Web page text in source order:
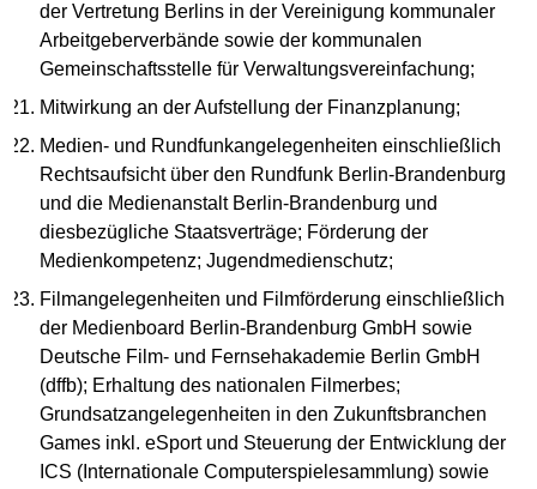
der Vertretung Berlins in der Vereinigung kommunaler
Arbeitgeberverbände sowie der kommunalen
Gemeinschaftsstelle für Verwaltungsvereinfachung;
Mitwirkung an der Aufstellung der Finanzplanung;
Medien- und Rundfunkangelegenheiten einschließlich
Rechtsaufsicht über den Rundfunk Berlin-Brandenburg
und die Medienanstalt Berlin-Brandenburg und
diesbezügliche Staatsverträge; Förderung der
Medienkompetenz; Jugendmedienschutz;
Filmangelegenheiten und Filmförderung einschließlich
der Medienboard Berlin-Brandenburg GmbH sowie
Deutsche Film- und Fernsehakademie Berlin GmbH
(dffb); Erhaltung des nationalen Filmerbes;
Grundsatzangelegenheiten in den Zukunftsbranchen
Games inkl. eSport und Steuerung der Entwicklung der
ICS (Internationale Computerspielesammlung) sowie